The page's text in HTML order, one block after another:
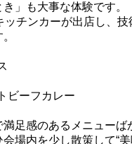
」も大事な体験です。
チンカーが出店し、
ビーフカレー
足感のあるメニューば
場内を少し散策して“